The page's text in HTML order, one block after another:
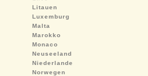
Litauen
Luxemburg
Malta
Marokko
Monaco
Neuseeland
Niederlande
Norwegen